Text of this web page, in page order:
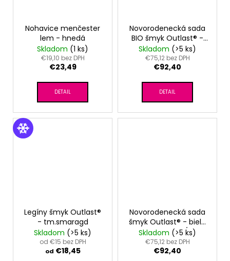
Nohavice menčester
lem - hnedá
Skladom (1 ks)
€19,10 bez DPH
€23,49
DETAIL
Novorodenecká sada
BIO šmyk Outlast® -
biela hnedý
tuleň/oriešková
Skladom (>5 ks)
€75,12 bez DPH
€92,40
DETAIL
Legíny šmyk Outlast®
- tm.smaragd
Skladom (>5 ks)
od €15 bez DPH
od €18,45
Novorodenecká sada
šmyk Outlast® - biela
sv.hnedé kvety/latté
Skladom (>5 ks)
€75,12 bez DPH
€92,40